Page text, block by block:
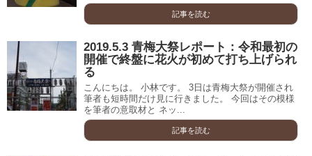
記事を読む
2019.5.3 青梅大祭レポート：令和最初の
開催で終盤に花火が初めて打ち上げられ
る
こんにちは。 小林です。 3日は青梅大祭が開催され
筆者も短時間だけ見に行きました。 今回はその模様
を筆者の意取材と ネッ...
記事を読む